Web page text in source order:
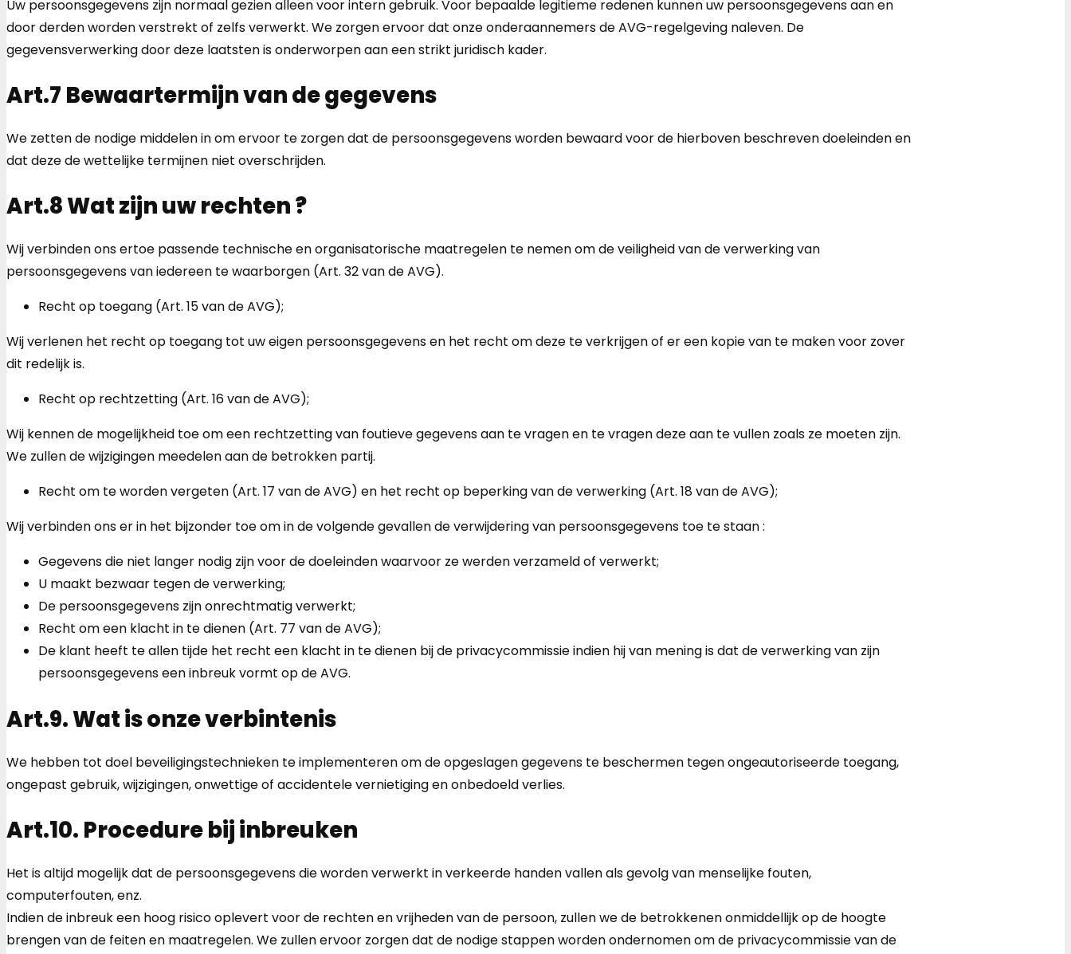
Uw persoonsgegevens zijn normaal gezien alleen voor intern gebruik. Voor bepaalde legitieme redenen kunnen uw persoonsgegevens aan en
door derden worden verstrekt of zelfs verwerkt. We zorgen ervoor dat onze onderaannemers de AVG-regelgeving naleven. De
gegevensverwerking door deze laatsten is onderworpen aan een strikt juridisch kader.
Art.7 Bewaartermijn van de gegevens
We zetten de nodige middelen in om ervoor te zorgen dat de persoonsgegevens worden bewaard voor de hierboven beschreven doeleinden en
dat deze de wettelijke termijnen niet overschrijden.
Art.8 Wat zijn uw rechten ?
Wij verbinden ons ertoe passende technische en organisatorische maatregelen te nemen om de veiligheid van de verwerking van
persoonsgegevens van iedereen te waarborgen (Art. 32 van de AVG).
Recht op toegang (Art. 15 van de AVG);
Wij verlenen het recht op toegang tot uw eigen persoonsgegevens en het recht om deze te verkrijgen of er een kopie van te maken voor zover
dit redelijk is.
Recht op rechtzetting (Art. 16 van de AVG);
Wij kennen de mogelijkheid toe om een rechtzetting van foutieve gegevens aan te vragen en te vragen deze aan te vullen zoals ze moeten zijn.
We zullen de wijzigingen meedelen aan de betrokken partij.
Recht om te worden vergeten (Art. 17 van de AVG) en het recht op beperking van de verwerking (Art. 18 van de AVG);
Wij verbinden ons er in het bijzonder toe om in de volgende gevallen de verwijdering van persoonsgegevens toe te staan :
Gegevens die niet langer nodig zijn voor de doeleinden waarvoor ze werden verzameld of verwerkt;
U maakt bezwaar tegen de verwerking;
De persoonsgegevens zijn onrechtmatig verwerkt;
Recht om een klacht in te dienen (Art. 77 van de AVG);
De klant heeft te allen tijde het recht een klacht in te dienen bij de privacycommissie indien hij van mening is dat de verwerking van zijn
persoonsgegevens een inbreuk vormt op de AVG.
Art.9. Wat is onze verbintenis
We hebben tot doel beveiligingstechnieken te implementeren om de opgeslagen gegevens te beschermen tegen ongeautoriseerde toegang,
ongepast gebruik, wijzigingen, onwettige of accidentele vernietiging en onbedoeld verlies.
Art.10. Procedure bij inbreuken
Het is altijd mogelijk dat de persoonsgegevens die worden verwerkt in verkeerde handen vallen als gevolg van menselijke fouten,
computerfouten, enz.
Indien de inbreuk een hoog risico oplevert voor de rechten en vrijheden van de persoon, zullen we de betrokkenen onmiddellijk op de hoogte
brengen van de feiten en maatregelen. We zullen ervoor zorgen dat de nodige stappen worden ondernomen om de privacycommissie van de